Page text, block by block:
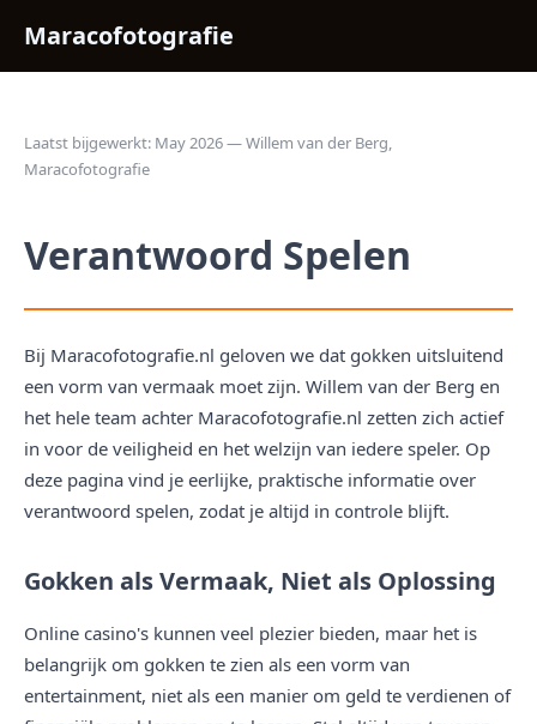
Maracofotografie
Laatst bijgewerkt: May 2026 — Willem van der Berg,
Maracofotografie
Verantwoord Spelen
Bij Maracofotografie.nl geloven we dat gokken uitsluitend
een vorm van vermaak moet zijn. Willem van der Berg en
het hele team achter Maracofotografie.nl zetten zich actief
in voor de veiligheid en het welzijn van iedere speler. Op
deze pagina vind je eerlijke, praktische informatie over
verantwoord spelen, zodat je altijd in controle blijft.
Gokken als Vermaak, Niet als Oplossing
Online casino's kunnen veel plezier bieden, maar het is
belangrijk om gokken te zien als een vorm van
entertainment, niet als een manier om geld te verdienen of